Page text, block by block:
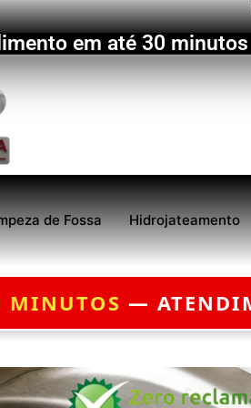
em até 30
de Fossa Hidrojateamento
24 HORAS —